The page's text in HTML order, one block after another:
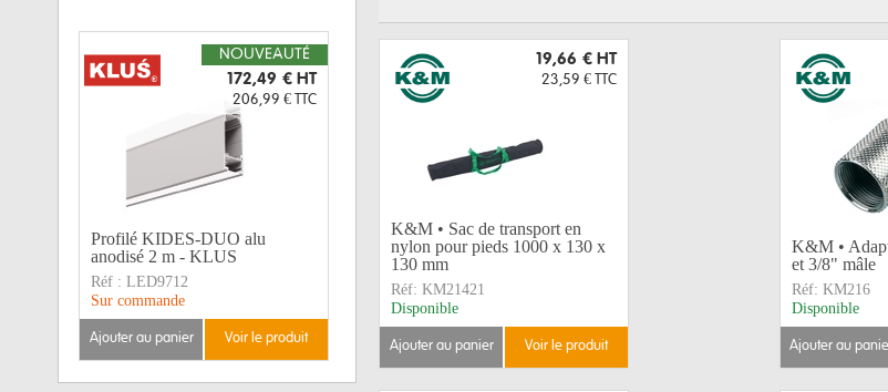
19,66 € HT
23,59 € TTC
K&M • Sac de transport en
nylon pour pieds 1000 x 130 x
130 mm
Réf: KM21421
Disponible
ajouter au panier voir le produit
K&M •
et 3/8" mâle
Réf: KM216
Disponible
ajouter au
NOUVEAUTÉ
172,49 € HT
206,99 € TTC
Profilé KIDES-DUO alu
anodisé 2 m - KLUS
Réf : LED9712
Sur commande
ajouter au panier voir le produit